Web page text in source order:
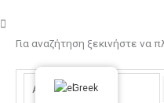
Για αναζήτηση ξεκινήστε να
Greek